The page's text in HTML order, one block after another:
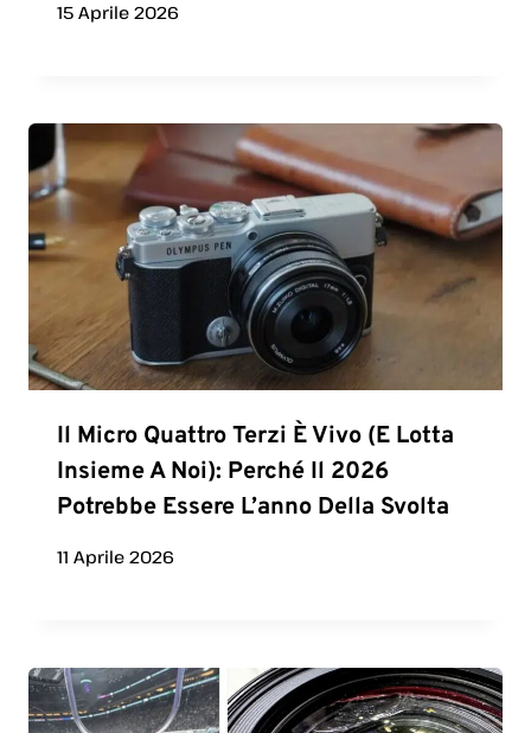
15 Aprile 2026
Il Micro Quattro Terzi È Vivo (e Lotta
Insieme A Noi): Perché Il 2026
Potrebbe Essere L’anno Della Svolta
11 Aprile 2026